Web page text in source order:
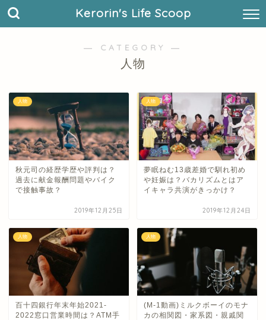
Kerorin's Life Scoop
― CATEGORY ―
人物
人物
秋元司の経歴学歴や評判は？
過去に献金報酬問題やバイク
で接触事故？
2019年12月25日
人物
夢眠ねむ13歳差婚で馴れ初め
や妊娠は？バカリズムとはア
イキャラ共演がきっかけ？
2019年12月24日
人物
百十四銀行年末年始2021-
2022窓口営業時間は？ATM手
人物
(M-1動画)ミルクボーイのモナ
カの相関図・家系図・親戚関